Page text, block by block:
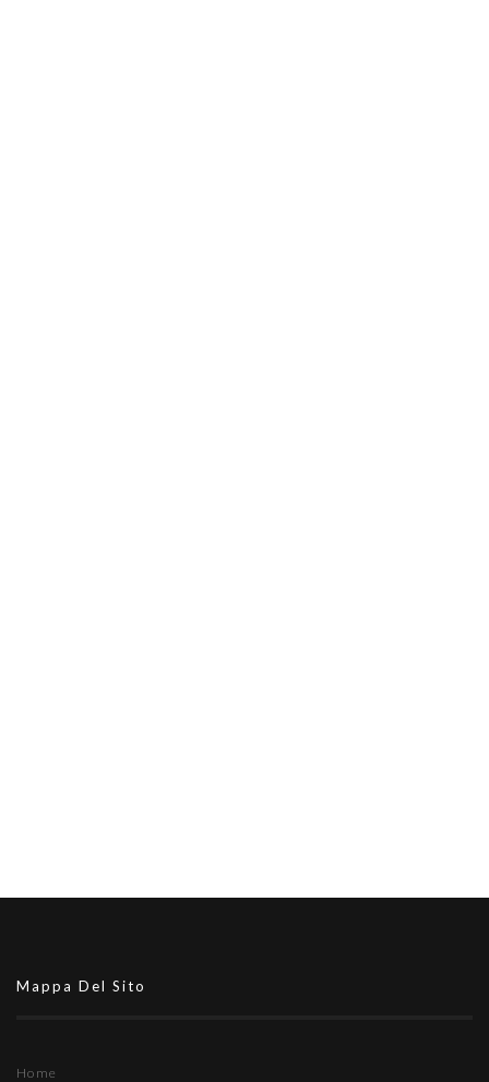
Mappa Del Sito
Home